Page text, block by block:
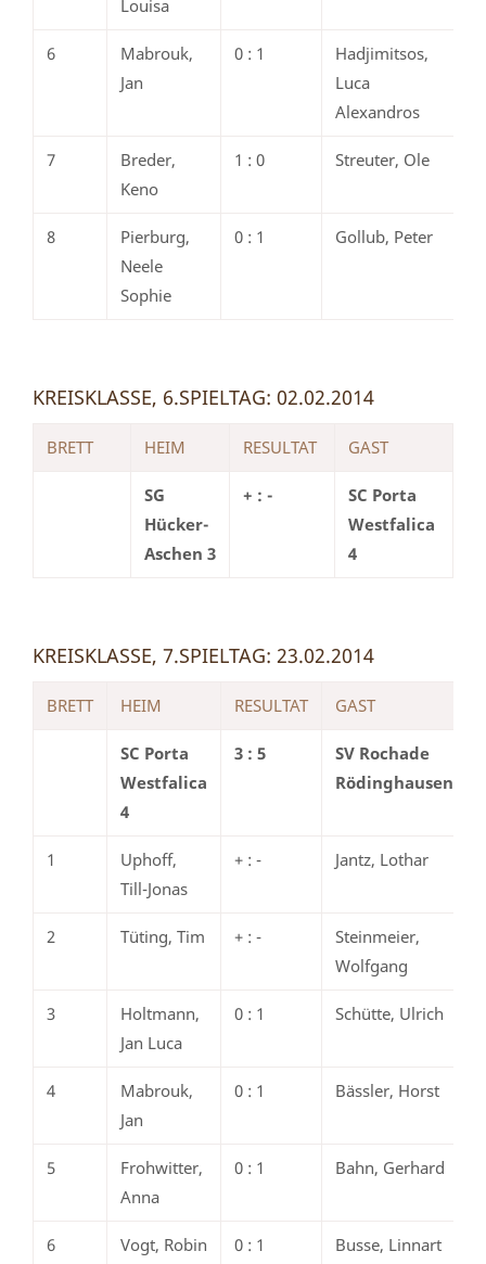
Louisa
6
Mabrouk,
Jan
0 : 1
Hadjimitsos,
Luca
Alexandros
7
Breder,
Keno
1 : 0 Streuter, Ole
8
Pierburg,
Neele
Sophie
0 : 1 Gollub, Peter
KREISKLASSE, 6.SPIELTAG: 02.02.2014
BRETT HEIM RESULTAT GAST
SG
Hücker-
Aschen 3
+ : -
SC Porta
Westfalica
4
KREISKLASSE, 7.SPIELTAG: 23.02.2014
BRETT HEIM RESULTAT GAST
SC Porta
Westfalica
4
3 : 5
SV Rochade
Rödinghausen
1
Uphoff,
Till-Jonas
+ : - Jantz, Lothar
2 Tüting, Tim + : -
Steinmeier,
Wolfgang
3
Holtmann,
Jan Luca
0 : 1 Schütte, Ulrich
4
Mabrouk,
Jan
0 : 1 Bässler, Horst
5
Frohwitter,
Anna
0 : 1 Bahn, Gerhard
6 Vogt, Robin 0 : 1 Busse, Linnart